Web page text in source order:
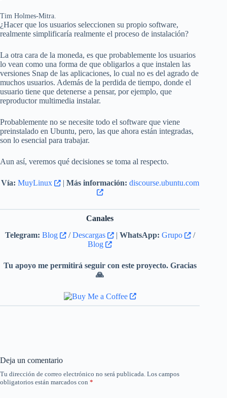
Tim Holmes-Mitra.
¿Hacer que los usuarios seleccionen su propio software,
realmente simplificaría realmente el proceso de instalación?
La otra cara de la moneda, es que probablemente los usuarios
lo vean como una forma de que obligarlos a que instalen las
versiones Snap de las aplicaciones, lo cual no es del agrado de
muchos usuarios. Además de la perdida de tiempo, donde el
usuario tiene que detenerse a pensar, por ejemplo, que
reproductor multimedia instalar.
Probablemente no se necesite todo el software que viene
preinstalado en Ubuntu, pero, las que ahora están integradas,
son lo esencial para trabajar.
Aun así, veremos qué decisiones se toma al respecto.
Vía: MuyLinux | Más información: discourse.ubuntu.com
Canales
Telegram: Blog /Descargas | WhatsApp: Grupo
/
Blog
Tu apoyo me permitirá seguir con este proyecto. Gracias
🙏
Deja un comentario
Tu dirección de correo electrónico no será publicada. Los campos
obligatorios están marcados con *